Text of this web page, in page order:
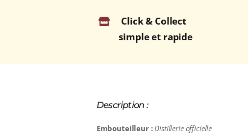
Click & Collect
simple et rapide
Description :
Embouteilleur :Distillerie officielle